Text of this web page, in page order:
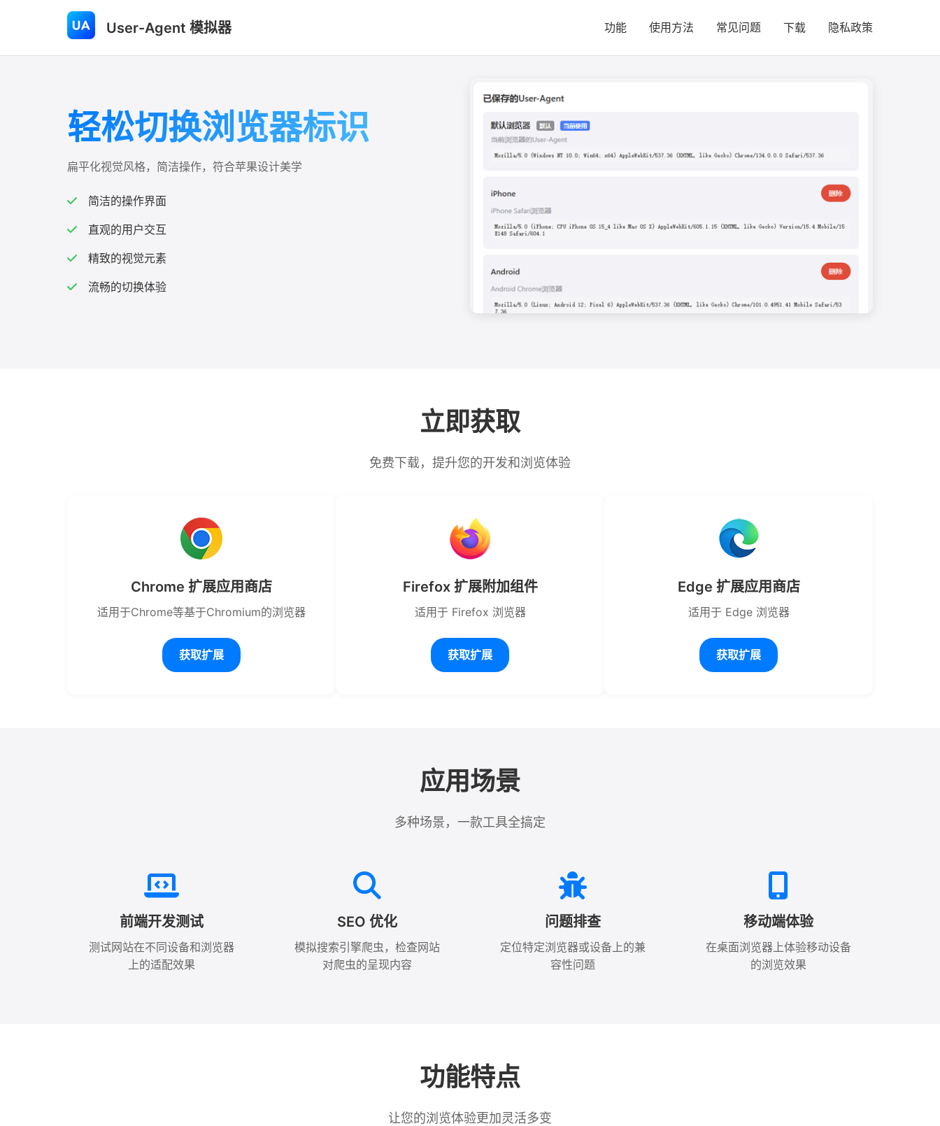
User-Agent 模拟器 功能 使用方法 常见问题 下载 隐私政策
轻松切换浏览器标识
扁平化视觉风格，简洁操作，符合苹果设计美学
简洁的操作界面
直观的用户交互
精致的视觉元素
流畅的切换体验
立即获取
免费下载，提升您的开发和浏览体验
Chrome 扩展应用商店
适用于Chrome等基于Chromium的浏览器
获取扩展
Firefox 扩展附加组件
适用于 Firefox 浏览器
获取扩展
Edge 扩展应用商店
适用于 Edge 浏览器
获取扩展
应用场景
多种场景，一款工具全搞定
前端开发测试
测试网站在不同设备和浏览器
上的适配效果
SEO 优化
模拟搜索引擎爬虫，检查网站
对爬虫的呈现内容
问题排查
定位特定浏览器或设备上的兼
容性问题
移动端体验
在桌面浏览器上体验移动设备
的浏览效果
功能特点
让您的浏览体验更加灵活多变